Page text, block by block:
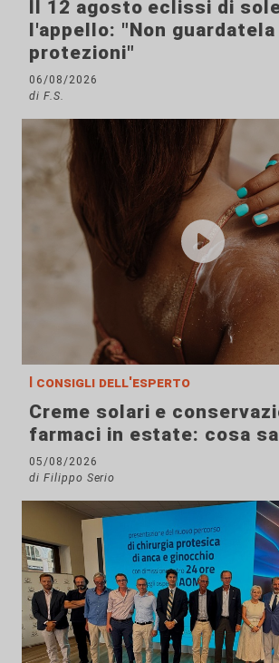
Il 12 agosto eclissi di
l'appello: "Non guardatela
protezioni"
06/08/2026
di F.S.
I consigli dell'esperto
Creme solari e
farmaci in estate: cosa
05/08/2026
di Filippo Serio